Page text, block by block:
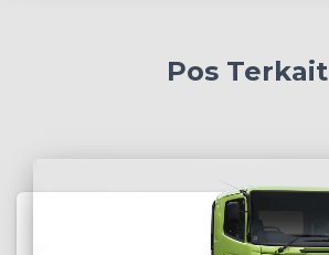
Pos Terkait